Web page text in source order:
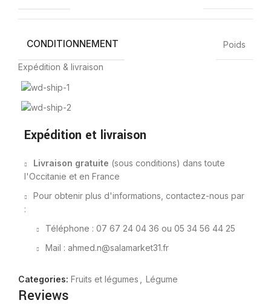
CONDITIONNEMENT Poids
Expédition & livraison
Expédition et livraison
Livraison gratuite (sous conditions) dans toute
l'Occitanie et en France
Pour obtenir plus d'informations, contactez-nous par
:
Téléphone : 07 67 24 04 36 ou 05 34 56 44 25
Mail : ahmed.n@salamarket31.fr
Categories: Fruits et légumes Légume
Reviews